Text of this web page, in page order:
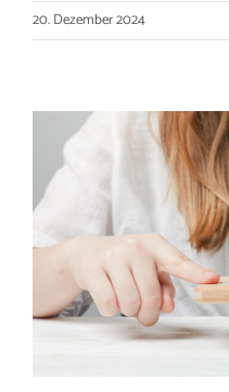
20. Dezember 2024